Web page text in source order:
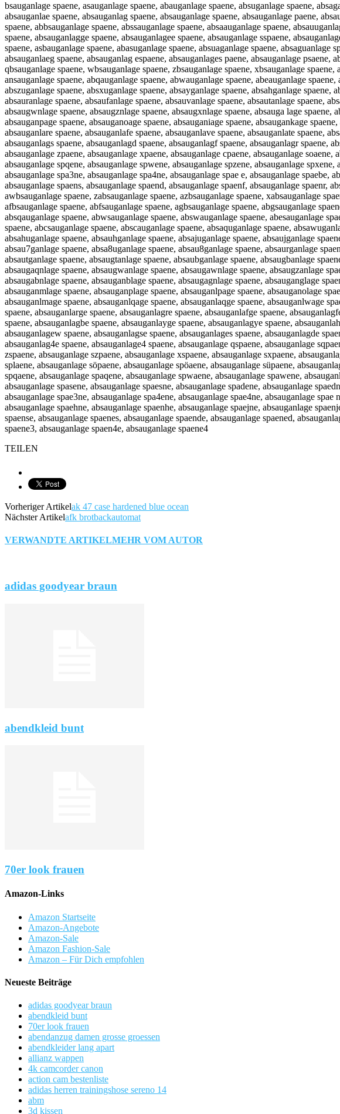
bsauganlage spaene, asauganlage spaene, abauganlage spaene, absuganlage spaene,
absauganlae spaene, absauganlag spaene, absauganlage spaene, absauganlage paene,
spaene, abbsauganlage spaene, abssauganlage spaene, absaauganlage spaene,
spaene, absauganlagge spaene, absauganlagee spaene, absauganlage sspaene,
spaene, asbauganlage spaene, abasuganlage spaene, absuaganlage spaene, absaguanlage
absauganlaeg spaene, absauganlag espaene, absauganlages paene, absauganlage psaene,
qbsauganlage spaene, wbsauganlage spaene, zbsauganlage spaene, xbsauganlage
ansauganlage spaene, abqauganlage spaene, abwauganlage spaene, abeauganlage
abszuganlage spaene, absxuganlage spaene, absayganlage spaene, absahganlage spaene,
absauranlage spaene, absaufanlage spaene, absauvanlage spaene, absautanlage spaene,
absaugwnlage spaene, absaugznlage spaene, absaugxnlage spaene, absauga lage spaene,
absauganpage spaene, absauganoage spaene, absauganiage spaene, absaugankage
absauganlare spaene, absauganlafe spaene, absauganlave spaene, absauganlate spaene,
absauganlags spaene, absauganlagd spaene, absauganlagf spaene, absauganlagr spaene,
absauganlage zpaene, absauganlage xpaene, absauganlage cpaene, absauganlage
absauganlage spqene, absauganlage spwene, absauganlage spzene, absauganlage
absauganlage spa3ne, absauganlage spa4ne, absauganlage spae e, absauganlage spaebe,
absauganlage spaens, absauganlage spaend, absauganlage spaenf, absauganlage spaenr,
awbsauganlage spaene, zabsauganlage spaene, azbsauganlage spaene, xabsauganlage
afbsauganlage spaene, abfsauganlage spaene, agbsauganlage spaene, abgsauganlage
absqauganlage spaene, abwsauganlage spaene, abswauganlage spaene, abesauganlage
spaene, abcsauganlage spaene, abscauganlage spaene, absaquganlage spaene,
absahuganlage spaene, absauhganlage spaene, absajuganlage spaene, absaujganlage
absau7ganlage spaene, absa8uganlage spaene, absau8ganlage spaene, absaurganlage
absautganlage spaene, absaugtanlage spaene, absaubganlage spaene, absaugbanlage
absaugaqnlage spaene, absaugwanlage spaene, absaugawnlage spaene, absaugzanlage
absaugabnlage spaene, absauganblage spaene, absaugagnlage spaene, absauganglage
absauganmlage spaene, absauganplage spaene, absauganlpage spaene, absauganolage
absauganlmage spaene, absauganlqage spaene, absauganlaqge spaene, absauganlwage
spaene, absauganlarge spaene, absauganlagre spaene, absauganlafge spaene,
spaene, absauganlagbe spaene, absauganlayge spaene, absauganlagye spaene,
absauganlagew spaene, absauganlagse spaene, absauganlages spaene, absauganlagde
absauganlag4e spaene, absauganlage4 spaene, absauganlage qspaene, absauganlage
zspaene, absauganlage szpaene, absauganlage xspaene, absauganlage sxpaene,
splaene, absauganlage söpaene, absauganlage spöaene, absauganlage süpaene,
spqaene, absauganlage spaqene, absauganlage spwaene, absauganlage spawene,
absauganlage spasene, absauganlage spaesne, absauganlage spadene, absauganlage
absauganlage spae3ne, absauganlage spa4ene, absauganlage spae4ne, absauganlage
absauganlage spaehne, absauganlage spaenhe, absauganlage spaejne, absauganlage
spaense, absauganlage spaenes, absauganlage spaende, absauganlage spaened,
spaene3, absauganlage spaen4e, absauganlage spaene4
TEILEN
Vorheriger Artikelak 47 case hardened blue ocean
Nächster Artikelafk brotbackautomat
VERWANDTE ARTIKELMEHR VOM AUTOR
adidas goodyear braun
abendkleid bunt
70er look frauen
Amazon-Links
Amazon Startseite
Amazon-Angebote
Amazon-Sale
Amazon Fashion-Sale
Amazon – Für Dich empfohlen
Neueste Beiträge
adidas goodyear braun
abendkleid bunt
70er look frauen
abendanzug damen grosse groessen
abendkleider lang apart
allianz wappen
4k camcorder canon
action cam bestenliste
adidas herren trainingshose sereno 14
abm
3d kissen